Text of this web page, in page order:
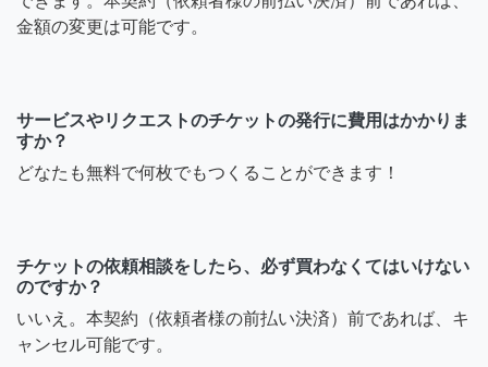
金額の変更は可能です。
サービスやリクエストのチケットの発行に費用はかかりま
すか？
どなたも無料で何枚でもつくることができます！
チケットの依頼相談をしたら、必ず買わなくてはいけない
のですか？
いいえ。本契約（依頼者様の前払い決済）前であれば、キ
ャンセル可能です。